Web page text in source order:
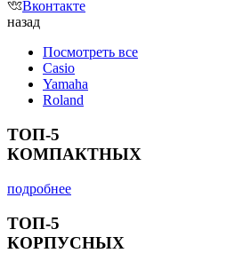
Вконтакте
назад
Посмотреть все
Casio
Yamaha
Roland
ТОП-5
КОМПАКТНЫХ
подробнее
ТОП-5
КОРПУСНЫХ